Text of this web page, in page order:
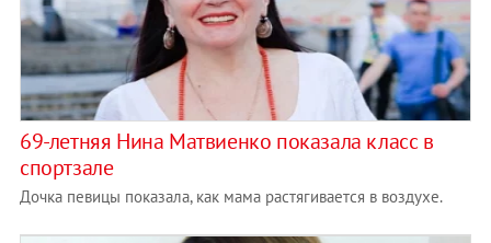
69-летняя Нина Матвиенко показала класс в
спортзале
Дочка певицы показала, как мама растягивается в воздухе.